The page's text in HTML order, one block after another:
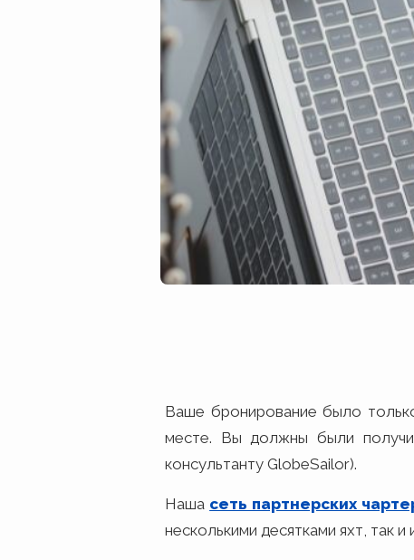
Ваше бронирование было
месте. Вы должны были
консультанту GlobeSailor).
Наша сеть партнерских
несколькими десятками яхт, так